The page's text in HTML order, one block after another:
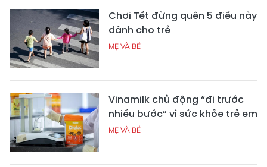
Chơi Tết đừng quên 5 điều này
dành cho trẻ
MẸ VÀ BÉ
Vinamilk chủ động “đi trước
nhiều bước” vì sức khỏe trẻ em
MẸ VÀ BÉ